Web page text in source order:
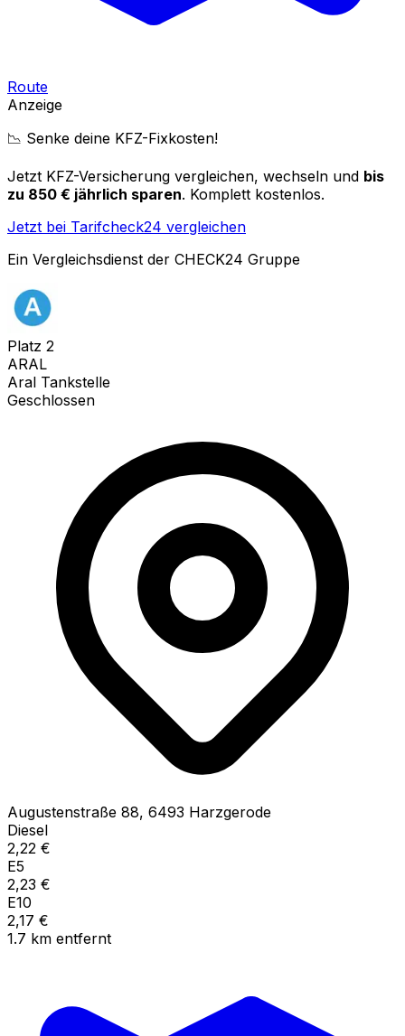
Route
Anzeige
📉 Senke deine KFZ-Fixkosten!
Jetzt KFZ-Versicherung vergleichen, wechseln und bis
zu 850 € jährlich sparen. Komplett kostenlos.
Jetzt bei Tarifcheck24 vergleichen
Ein Vergleichsdienst der CHECK24 Gruppe
Platz 2
ARAL
Aral Tankstelle
Geschlossen
Augustenstraße 88, 6493 Harzgerode
Diesel
2,22 €
E5
2,23 €
E10
2,17 €
1.7 km entfernt